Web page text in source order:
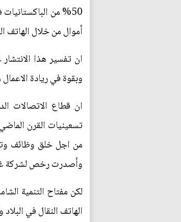
أموال من خلال الهاتف النقال
ان تفسير هذا
وبقوة في ريادة
ان قطاع الاتصالات
تسعينيات القرن
من اجل خلق وظائف
وأصدرت رخص لشركة
لكن مفتاح التنمية
الهاتف النقال في